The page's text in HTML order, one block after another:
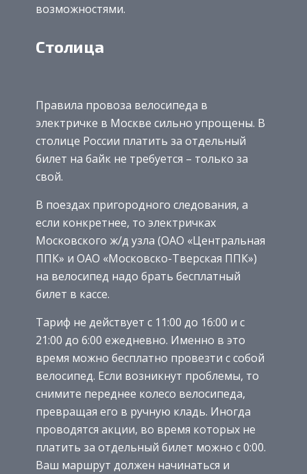
возможностями.
Столица
Правила провоза велосипеда в
электричке в Москве сильно упрощены. В
столице России платить за отдельный
билет на байк не требуется – только за
свой.
В поездах пригородного следования, а
если конкретнее, то электричках
Московского ж/д узла (ОАО «Центральная
ППК» и ОАО «Московско-Тверская ППК»)
на велосипед надо брать бесплатный
билет в кассе.
Тариф не действует с 11:00 до 16:00 и с
21:00 до 6:00 ежедневно. Именно в это
время можно бесплатно провезти с собой
велосипед. Если возникнут проблемы, то
снимите переднее колесо велосипеда,
превращая его в ручную кладь. Иногда
проводятся акции, во время которых не
платить за отдельный билет можно с 0:00.
Ваш маршрут должен начинаться и